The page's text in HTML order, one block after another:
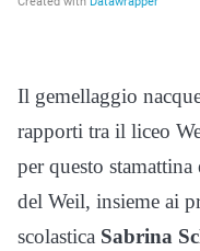
Il gemellaggio
rapporti tra il liceo
per questo
del Weil, insieme ai
scolastica Sabrina